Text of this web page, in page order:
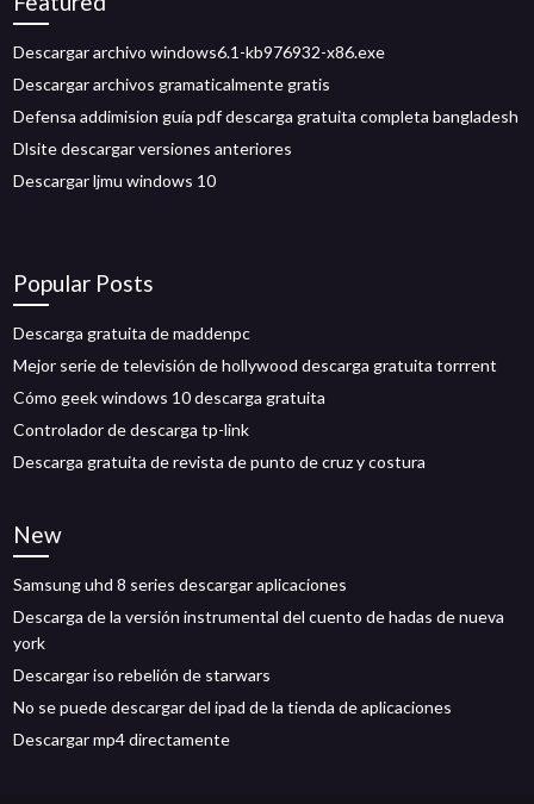
Descargar archivo windows6.1-kb976932-x86.exe
Descargar archivos gramaticalmente gratis
Defensa addimision guía pdf descarga gratuita completa bangladesh
Dlsite descargar versiones anteriores
Descargar ljmu windows 10
Popular Posts
Descarga gratuita de maddenpc
Mejor serie de televisión de hollywood descarga gratuita torrrent
Cómo geek windows 10 descarga gratuita
Controlador de descarga tp-link
Descarga gratuita de revista de punto de cruz y costura
New
Samsung uhd 8 series descargar aplicaciones
Descarga de la versión instrumental del cuento de hadas de nueva
york
Descargar iso rebelión de starwars
No se puede descargar del ipad de la tienda de aplicaciones
Descargar mp4 directamente